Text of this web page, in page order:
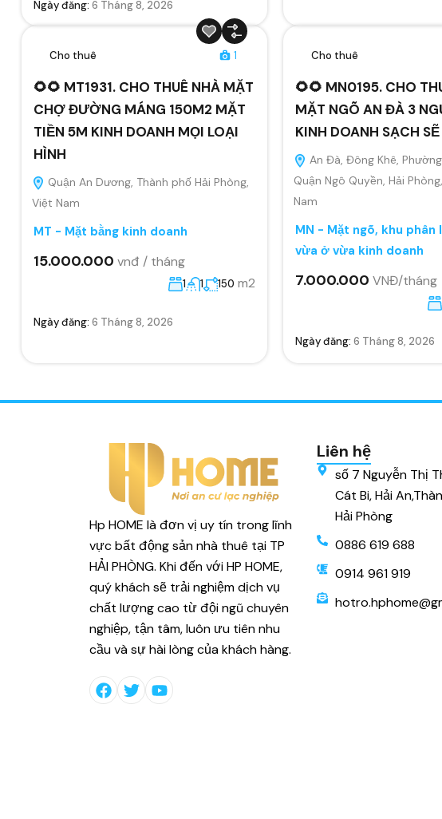
Ngày đăng: 6 Tháng 8, 2026
Cho thuê 1
🌻🌻 MT1931. CHO THUÊ NHÀ MẶT
CHỢ ĐƯỜNG MÁNG 150M2 MẶT
TIỀN 5M KINH DOANH MỌI LOẠI
HÌNH
Quận An Dương, Thành phố Hải Phòng,
Việt Nam
MT - Mặt bằng kinh doanh
15.000.000 vnđ / tháng
1 1 150 m2
Ngày đăng: 6 Tháng 8, 2026
Cho thuê
🌻🌻 MN0195. CHO
MẶT NGÕ AN ĐÀ 3
KINH DOANH SẠCH SẼ
An Đà, Đông Khê,
Quận Ngô Quyền, Hải
Nam
MN - Mặt ngõ, khu phân
vừa ở vừa kinh doanh
7.000.000 VNĐ/tháng
Ngày đăng: 6 Tháng 8, 2026
Hp HOME là đơn vị uy tín trong lĩnh
vực bất động sản nhà thuê tại TP
HẢI PHÒNG. Khi đến với HP HOME,
quý khách sẽ trải nghiệm dịch vụ
chất lượng cao từ đội ngũ chuyên
nghiệp, tận tâm, luôn ưu tiên nhu
cầu và sự hài lòng của khách hàng.
Liên hệ
số 7 Nguyễn Thị
Cát Bi, Hải
Hải Phòng
0886 619 688
0914 961 919